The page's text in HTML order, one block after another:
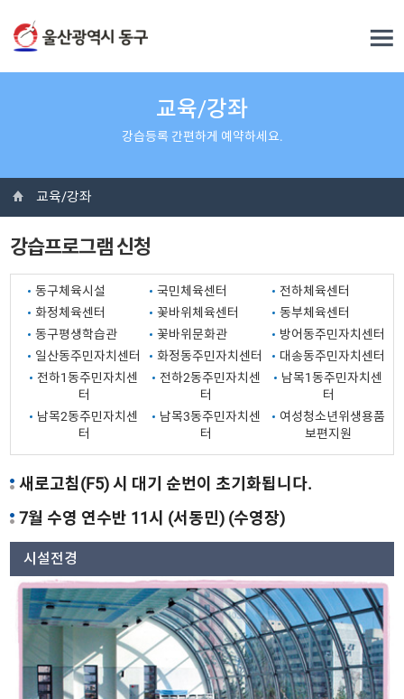
교육/강좌
강습등록 간편하게 예약하세요.
교육/강좌
강습프로그램 신청
동구체육시설 국민체육센터
전하체육센터
화정체육센터
꽃바위체육센터
동부체육센터
동구평생학습관
꽃바위문화관
방어동주민자치센터
일산동주민자치센터
화정동주민자치센터
대송동주민자치센터
전하1동주민자치센
터
전하2동주민자치센
터
남목1동주민자치센
터
남목2동주민자치센
터
남목3동주민자치센
터
여성청소년위생용품
보편지원
새로고침(F5) 시 대기 순번이 초기화됩니다.
7월 수영 연수반 11시 (서동민) (수영장)
시설전경